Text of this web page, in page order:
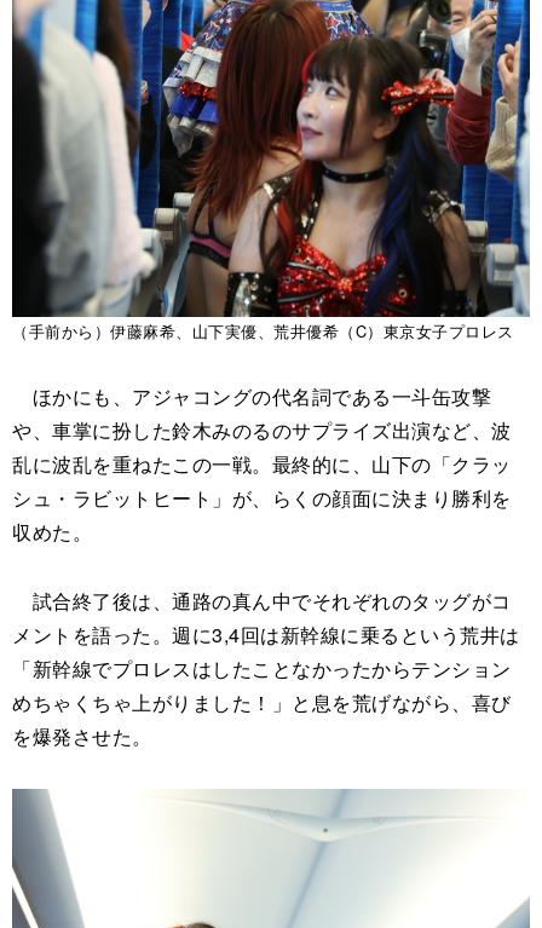
（手前から）伊藤麻希、山下実優、荒井優希（C）東京女子プロレス
ほかにも、アジャコングの代名詞である一斗缶攻撃
や、車掌に扮した鈴木みのるのサプライズ出演など、波
乱に波乱を重ねたこの一戦。最終的に、山下の「クラッ
シュ・ラビットヒート」が、らくの顔面に決まり勝利を
収めた。
試合終了後は、通路の真ん中でそれぞれのタッグがコ
メントを語った。週に3,4回は新幹線に乗るという荒井は
「新幹線でプロレスはしたことなかったからテンション
めちゃくちゃ上がりました！」と息を荒げながら、喜び
を爆発させた。